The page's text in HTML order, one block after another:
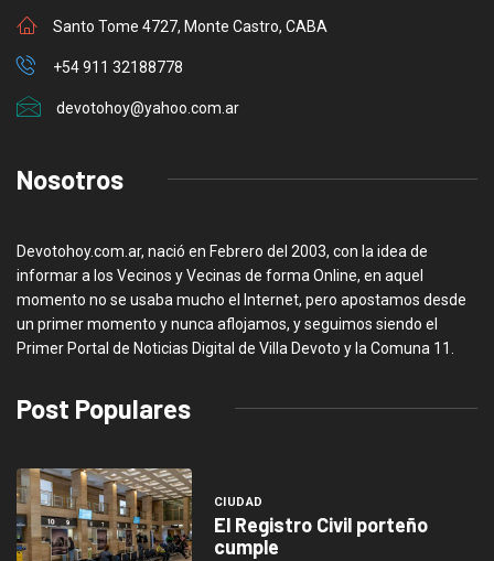
Santo Tome 4727, Monte Castro, CABA
+54 911 32188778
devotohoy@yahoo.com.ar
Nosotros
Devotohoy.com.ar, nació en Febrero del 2003, con la idea de
informar a los Vecinos y Vecinas de forma Online, en aquel
momento no se usaba mucho el Internet, pero apostamos desde
un primer momento y nunca aflojamos, y seguimos siendo el
Primer Portal de Noticias Digital de Villa Devoto y la Comuna 11.
Post Populares
CIUDAD
El Registro Civil porteño
cumple